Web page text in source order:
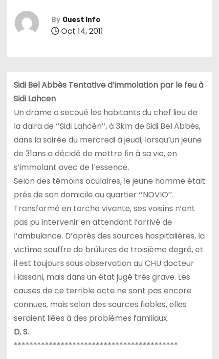
By Ouest Info
Oct 14, 2011
Sidi Bel Abbès Tentative d’immolation par le feu à
Sidi Lahcen
Un drame a secoué les habitants du chef lieu de
la daira de ‘’Sidi Lahcèn’’, à 3km de Sidi Bel Abbès,
dans la soirée du mercredi à jeudi, lorsqu’un jeune
de 31ans a décidé de mettre fin à sa vie, en
s’immolant avec de l’essence.
Selon des témoins oculaires, le jeune homme était
prés de son domicile au quartier ‘’NOVIO’’.
Transformé en torche vivante, ses voisins n’ont
pas pu intervenir en attendant l’arrivé de
l’ambulance. D’après des sources hospitalières, la
victime souffre de brûlures de troisième degré, et
il est toujours sous observation au CHU docteur
Hassani, mais dans un état jugé très grave. Les
causes de ce terrible acte ne sont pas encore
connues, mais selon des sources fiables, elles
seraient liées à des problèmes familiaux.
D. S.
******************************************